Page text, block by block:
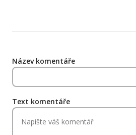
Název komentáře
Text komentáře